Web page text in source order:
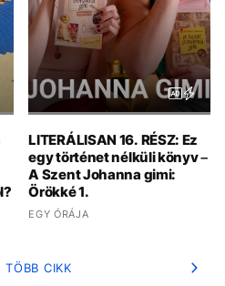
LITERÁLISAN 16. RÉSZ: Ez
egy történet nélküli könyv –
A Szent Johanna gimi:
Örökké 1.
EGY ÓRÁJA
TÖBB CIKK